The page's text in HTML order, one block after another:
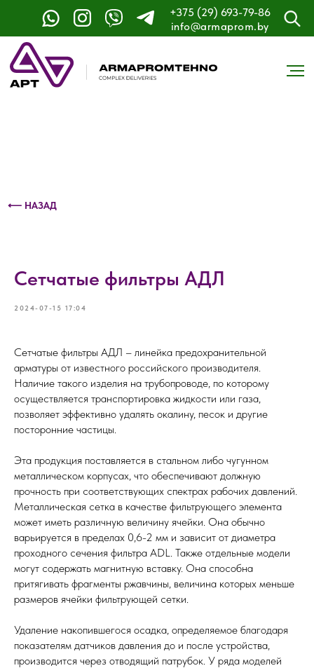
+375 (29) 693-79-86
info@armaprom.by
Контактный телефон: +375 (29) 693-79-86
⟵ НАЗАД
Сетчатые фильтры АДЛ
2024-07-15 17:04
Сетчатые фильтры АДЛ – линейка предохранительной
арматуры от известного российского производителя.
Наличие такого изделия на трубопроводе, по которому
осуществляется транспортировка жидкости или газа,
позволяет эффективно удалять окалину, песок и другие
посторонние частицы.
Эта продукция поставляется в стальном либо чугунном
металлическом корпусах, что обеспечивают должную
прочность при соответствующих спектрах рабочих давлений.
Металлическая сетка в качестве фильтрующего элемента
может иметь различную величину ячейки. Она обычно
варьируется в пределах 0,6-2 мм и зависит от диаметра
проходного сечения фильтра ADL. Также отдельные модели
могут содержать магнитную вставку. Она способна
притягивать фрагменты ржавчины, величина которых меньше
размеров ячейки фильтрующей сетки.
Удаление накопившегося осадка, определяемое благодаря
показателям датчиков давления до и после устройства,
производится через отводящий патрубок. У ряда моделей